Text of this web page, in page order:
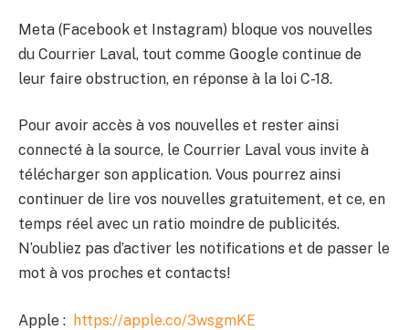
Meta (Facebook et Instagram) bloque vos nouvelles
du Courrier Laval, tout comme Google continue de
leur faire obstruction, en réponse à la loi C-18.
Pour avoir accès à vos nouvelles et rester ainsi
connecté à la source, le Courrier Laval vous invite à
télécharger son application. Vous pourrez ainsi
continuer de lire vos nouvelles gratuitement, et ce, en
temps réel avec un ratio moindre de publicités.
N’oubliez pas d’activer les notifications et de passer le
mot à vos proches et contacts!
Apple : https://apple.co/3wsgmKE